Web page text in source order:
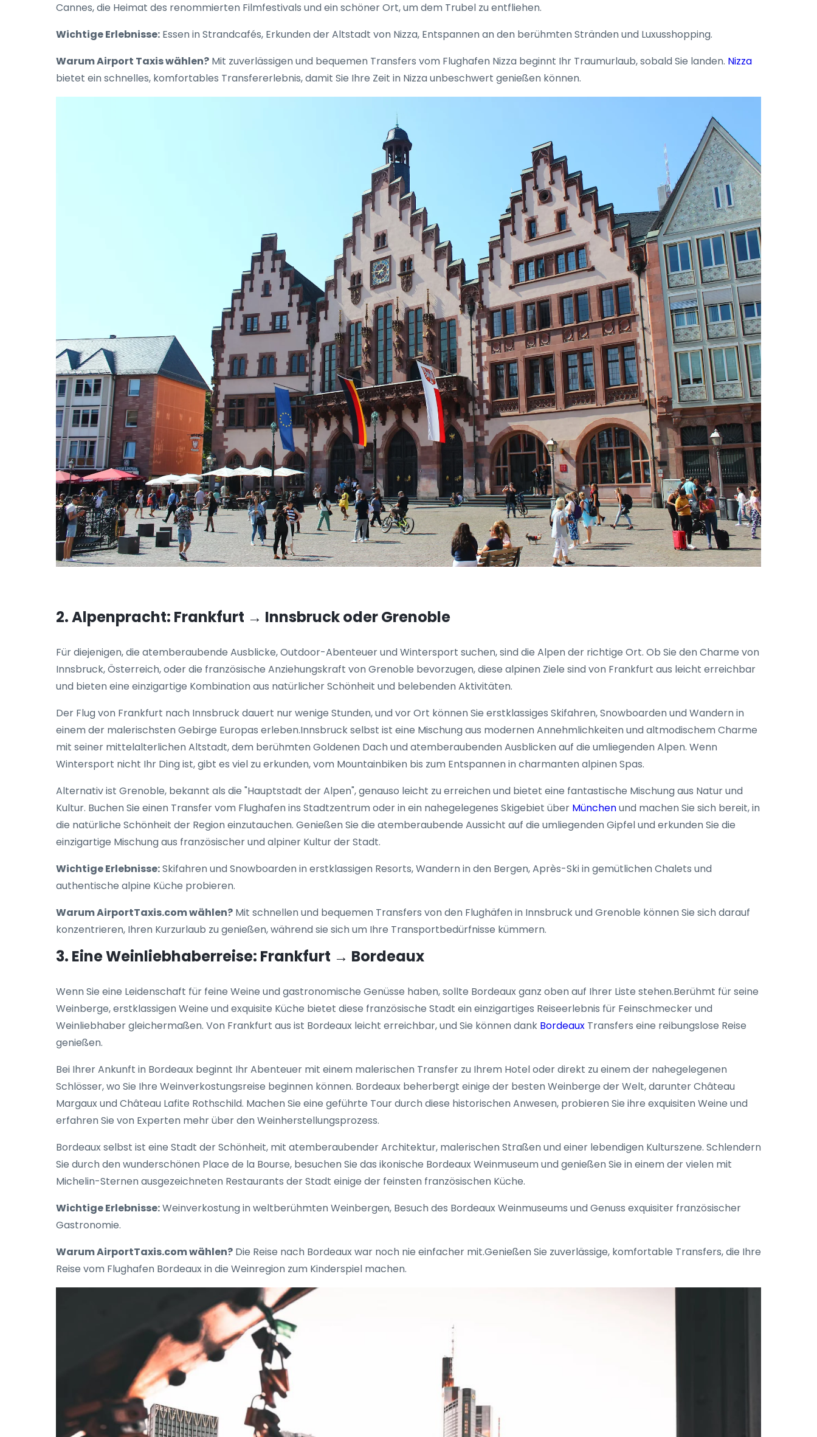
Cannes, die Heimat des renommierten Filmfestivals und ein schöner Ort, um dem Trubel zu entfliehen.
Wichtige Erlebnisse: Essen in Strandcafés, Erkunden der Altstadt von Nizza, Entspannen an den berühmten Stränden und Luxusshopping.
Warum Airport Taxis wählen? Mit zuverlässigen und bequemen Transfers vom Flughafen Nizza beginnt Ihr Traumurlaub, sobald Sie landen. Nizza
bietet ein schnelles, komfortables Transfererlebnis, damit Sie Ihre Zeit in Nizza unbeschwert genießen können.
2. Alpenpracht: Frankfurt → Innsbruck oder Grenoble
Für diejenigen, die atemberaubende Ausblicke, Outdoor-Abenteuer und Wintersport suchen, sind die Alpen der richtige Ort. Ob Sie den Charme von
Innsbruck, Österreich, oder die französische Anziehungskraft von Grenoble bevorzugen, diese alpinen Ziele sind von Frankfurt aus leicht erreichbar
und bieten eine einzigartige Kombination aus natürlicher Schönheit und belebenden Aktivitäten.
Der Flug von Frankfurt nach Innsbruck dauert nur wenige Stunden, und vor Ort können Sie erstklassiges Skifahren, Snowboarden und Wandern in
einem der malerischsten Gebirge Europas erleben.Innsbruck selbst ist eine Mischung aus modernen Annehmlichkeiten und altmodischem Charme
mit seiner mittelalterlichen Altstadt, dem berühmten Goldenen Dach und atemberaubenden Ausblicken auf die umliegenden Alpen. Wenn
Wintersport nicht Ihr Ding ist, gibt es viel zu erkunden, vom Mountainbiken bis zum Entspannen in charmanten alpinen Spas.
Alternativ ist Grenoble, bekannt als die "Hauptstadt der Alpen", genauso leicht zu erreichen und bietet eine fantastische Mischung aus Natur und
Kultur. Buchen Sie einen Transfer vom Flughafen ins Stadtzentrum oder in ein nahegelegenes Skigebiet über Münchenund machen Sie sich bereit, in
die natürliche Schönheit der Region einzutauchen. Genießen Sie die atemberaubende Aussicht auf die umliegenden Gipfel und erkunden Sie die
einzigartige Mischung aus französischer und alpiner Kultur der Stadt.
Wichtige Erlebnisse:Skifahren und Snowboarden in erstklassigen Resorts, Wandern in den Bergen, Après-Ski in gemütlichen Chalets und
authentische alpine Küche probieren.
Warum AirportTaxis.com wählen? Mit schnellen und bequemen Transfers von den Flughäfen in Innsbruck und Grenoble können Sie sich darauf
konzentrieren, Ihren Kurzurlaub zu genießen, während sie sich um Ihre Transportbedürfnisse kümmern.
3. Eine Weinliebhaberreise: Frankfurt → Bordeaux
Wenn Sie eine Leidenschaft für feine Weine und gastronomische Genüsse haben, sollte Bordeaux ganz oben auf Ihrer Liste stehen.Berühmt für seine
Weinberge, erstklassigen Weine und exquisite Küche bietet diese französische Stadt ein einzigartiges Reiseerlebnis für Feinschmecker und
Weinliebhaber gleichermaßen. Von Frankfurt aus ist Bordeaux leicht erreichbar, und Sie können dank Bordeaux Transfers eine reibungslose Reise
genießen.
Bei Ihrer Ankunft in Bordeaux beginnt Ihr Abenteuer mit einem malerischen Transfer zu Ihrem Hotel oder direkt zu einem der nahegelegenen
Schlösser, wo Sie Ihre Weinverkostungsreise beginnen können. Bordeaux beherbergt einige der besten Weinberge der Welt, darunter Château
Margaux und Château Lafite Rothschild. Machen Sie eine geführte Tour durch diese historischen Anwesen, probieren Sie ihre exquisiten Weine und
erfahren Sie von Experten mehr über den Weinherstellungsprozess.
Bordeaux selbst ist eine Stadt der Schönheit, mit atemberaubender Architektur, malerischen Straßen und einer lebendigen Kulturszene. Schlendern
Sie durch den wunderschönen Place de la Bourse, besuchen Sie das ikonische Bordeaux Weinmuseum und genießen Sie in einem der vielen mit
Michelin-Sternen ausgezeichneten Restaurants der Stadt einige der feinsten französischen Küche.
Wichtige Erlebnisse:Weinverkostung in weltberühmten Weinbergen, Besuch des Bordeaux Weinmuseums und Genuss exquisiter französischer
Gastronomie.
Warum AirportTaxis.com wählen? Die Reise nach Bordeaux war noch nie einfacher mit.Genießen Sie zuverlässige, komfortable Transfers, die Ihre
Reise vom Flughafen Bordeaux in die Weinregion zum Kinderspiel machen.